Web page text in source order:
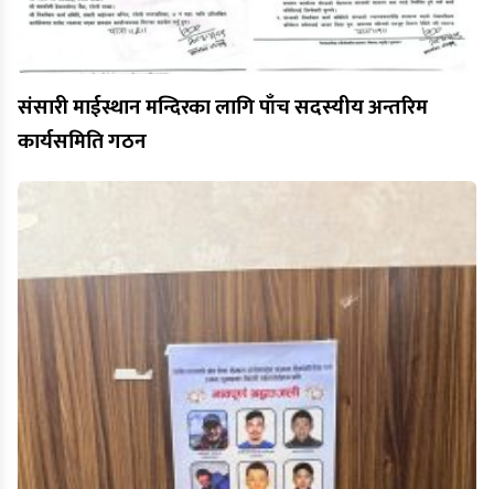
संसारी माईस्थान मन्दिरका लागि पाँच सदस्यीय अन्तरिम
कार्यसमिति गठन